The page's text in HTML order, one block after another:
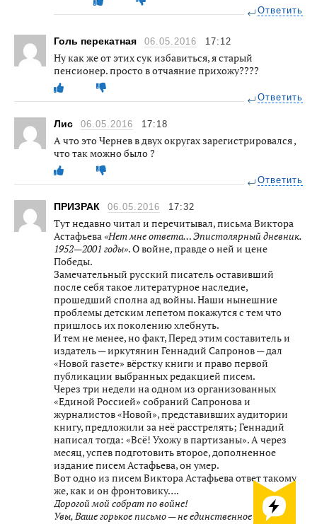
Ответить
Голь перекатная 06.05.2016 17:12
Ну как же от этих сук избавиться, я старый
пенсионер. просто в отчаяние прихожу????
Ответить
Лис 06.05.2016 17:18
А что это Чернев в двух округах зарегистрировался ,
что так можно было ?
Ответить
ПРИЗРАК 06.05.2016 17:32
Тут недавно читал и перечитывал, письма Виктора
Астафьева «Нет мне ответа… Эпистолярный дневник.
1952—2001 годы». О войне, правде о ней и цене
Победы.
Замечательный русский писатель оставивший
после себя такое литературное наследие,
прошедший сполна ад войны. Наши нынешние
проблемы детским лепетом покажутся с тем что
пришлось их поколению хлебнуть.
И тем не менее, но факт, Перед этим составитель и
издатель — иркутянин Геннадий Сапронов — дал
«Новой газете» вёрстку книги и право первой
публикации выбранных редакцией писем.
Через три недели на одном из организованных
«Единой Россией» собраний Сапронова и
журналистов «Новой», представивших аудитории
книгу, предложили за неё расстрелять; Геннадий
написал тогда: «Всё! Ухожу в партизаны». А через
месяц, успев подготовить второе, дополненное
издание писем Астафьева, он умер.
Вот одно из писем Виктора Астафьева ответ такому
же, как и он фронтовику….
Дорогой мой собрат по войне!
Увы, Ваше горькое письмо — не единственное на моём